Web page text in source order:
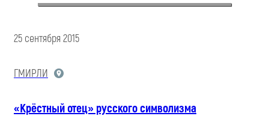
25 сентября 2015
ГМИРЛИ
«Крёстный отец» русского символизма